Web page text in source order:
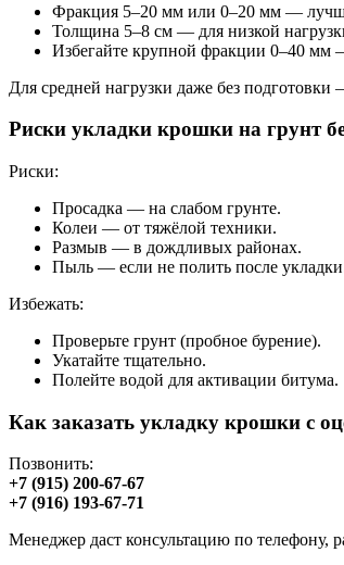
Фракция 5–20 мм или 0–20 мм —
Толщина 5–8 см — для низкой
Избегайте крупной фракции 0–40 мм
Для средней нагрузки даже без
Риски укладки крошки на грунт
Риски:
Просадка — на слабом грунте.
Колеи — от тяжёлой техники.
Размыв — в дождливых районах.
Пыль — если не полить после
Избежать:
Проверьте грунт (пробное бурение).
Укатайте тщательно.
Полейте водой для активации битума.
Как заказать укладку крошки с
Позвонить:
+7 (915) 200-67-67
+7 (916) 193-67-71
Менеджер даст консультацию по телефону,